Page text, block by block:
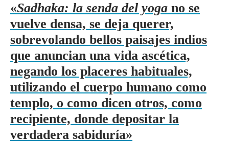
«Sadhaka: la senda del yoga no se
vuelve densa, se deja querer,
sobrevolando bellos paisajes indios
que anuncian una vida ascética,
negando los placeres habituales,
utilizando el cuerpo humano como
templo, o como dicen otros, como
recipiente, donde depositar la
verdadera sabiduría»